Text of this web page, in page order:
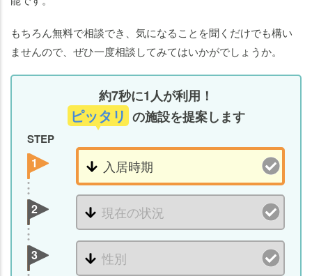
もちろん無料で相談でき、気になることを聞くだけでも構い
ませんので、ぜひ一度相談してみてはいかがでしょうか。
約7秒に1人が利用！
ピッタリ の施設を提案します
STEP
1
2
3